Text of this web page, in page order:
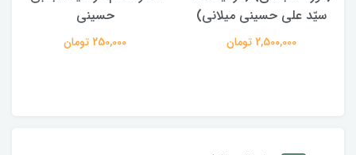
علی حسینی میلانی)